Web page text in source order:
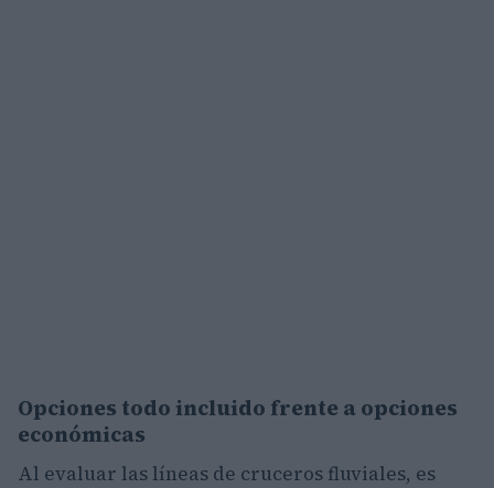
Opciones todo incluido frente a opciones
económicas
Al evaluar las líneas de cruceros fluviales, es